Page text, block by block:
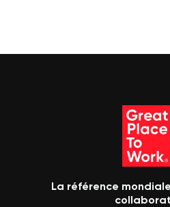
La référence